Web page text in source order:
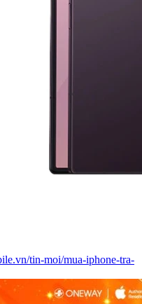
tin-moi/mua-iphone-tra-